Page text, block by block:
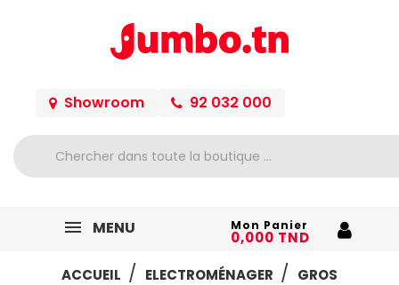
Showroom 92 032 000
MENU Mon Panier
0,000 TND
ACCUEIL
ELECTROMÉNAGER
GROS